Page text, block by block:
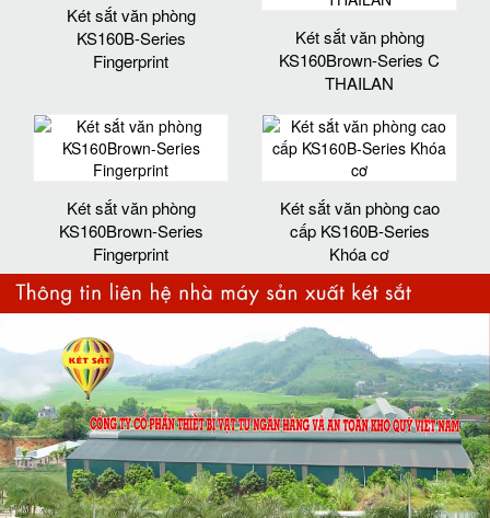
Két sắt văn phòng
KS160B-Series
Fingerprint
Két sắt văn phòng
KS160Brown-Series C
THAILAN
Két sắt văn phòng
KS160Brown-Series
Fingerprint
Két sắt văn phòng cao
cấp KS160B-Series
Khóa cơ